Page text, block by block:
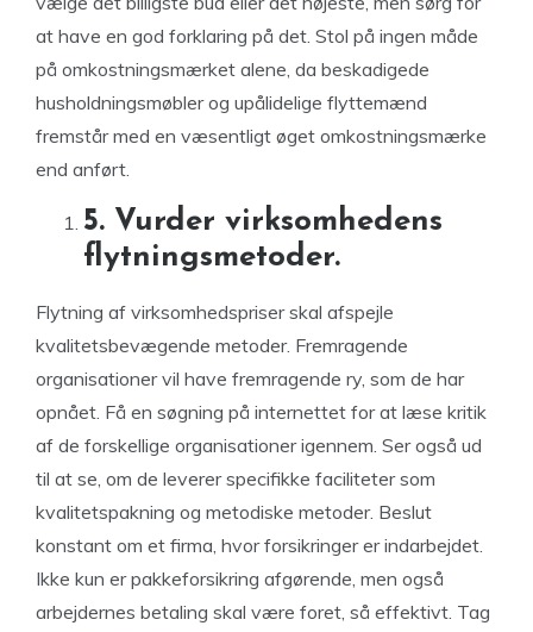
at have en god forklaring på det. Stol på ingen måde
på omkostningsmærket alene, da beskadigede
husholdningsmøbler og upålidelige flyttemænd
fremstår med en væsentligt øget omkostningsmærke
end anført.
5. Vurder virksomhedens
flytningsmetoder.
Flytning af virksomhedspriser skal afspejle
kvalitetsbevægende metoder. Fremragende
organisationer vil have fremragende ry, som de har
opnået. Få en søgning på internettet for at læse kritik
af de forskellige organisationer igennem. Ser også ud
til at se, om de leverer specifikke faciliteter som
kvalitetspakning og metodiske metoder. Beslut
konstant om et firma, hvor forsikringer er indarbejdet.
Ikke kun er pakkeforsikring afgørende, men også
arbejdernes betaling skal være foret, så effektivt. Tag